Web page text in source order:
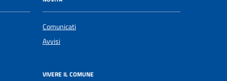
Comunicati
Avvisi
VIVERE IL COMUNE